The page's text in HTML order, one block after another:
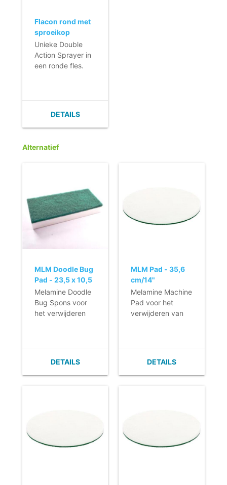
Flacon rond met
sproeikop
Double Action -
500ml - zwart
Unieke Double
Action Sprayer in
een ronde fles.
- Praktisch en
ergonomisch.
met rode of
DETAILS
Alternatief
MLM Doodle Bug
Pad - 23,5 x 10,5
x 1,5 cm - 5 stuks
Melamine Doodle
Bug Spons voor
het verwijderen
reinigingsproduct
nodig.
DETAILS
MLM Pad - 35,6
cm/14"
Melamine Machine
Pad voor het
verwijderen van
- Zeer duurzame
Machine Pad door
- Zeer efficiënte
DETAILS